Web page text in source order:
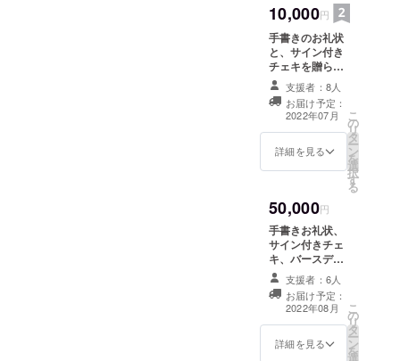
10,000円
手書きのお礼状
と、サイン付き
チェキを贈らせ
ていただきま
す。 （リスナー
名を備考欄に記
載お願い致しま
す。）
支援者：8人
お届け予定：
2022年07月
詳細を見る
こ
の
リ
タ
ー
ン
を
選
択
す
る
50,000円
手書きお礼状、
サイン付きチェ
キ、バースデー
LIVEご招待チ
ケットを贈らせ
ていただきま
す。 （リスナー
名を備考欄に記
載お願い致しま
支援者：6人
お届け予定：
2022年08月
詳細を見る
こ
の
リ
タ
ー
ン
を